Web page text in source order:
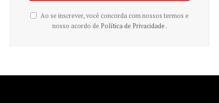
Ao se inscrever, você concorda com nossos termos e
nosso acordo de Política de Privacidade .